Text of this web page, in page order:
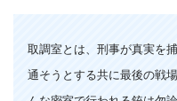
取調室とは、刑事が真実を
通そうとする共に最後の戦